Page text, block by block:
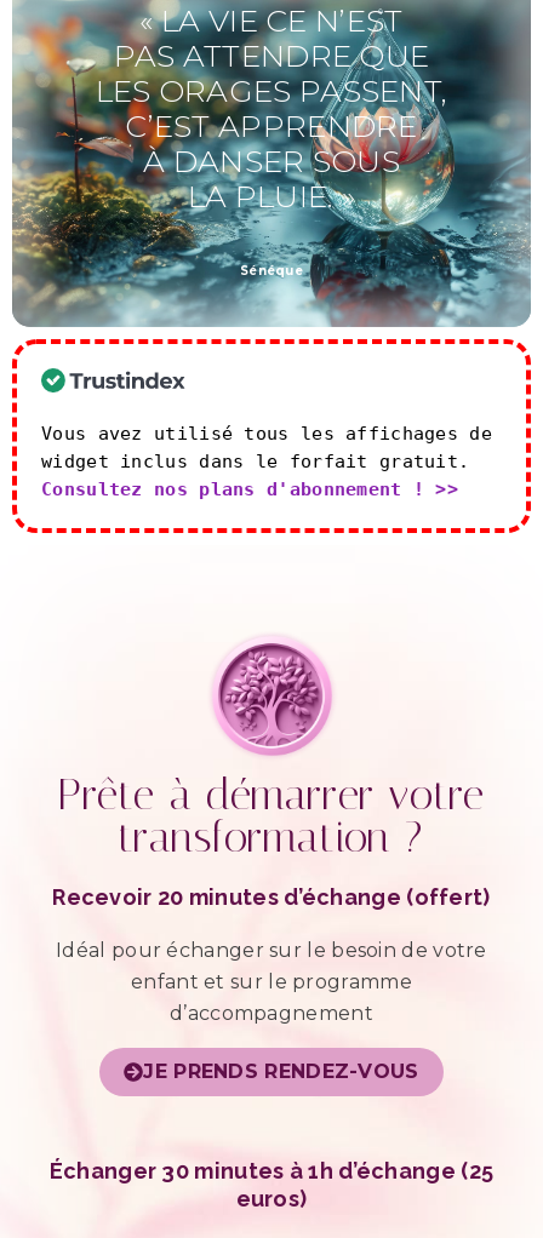
« LA VIE CE N’EST
PAS ATTENDRE QUE
LES ORAGES PASSENT,
C’EST APPRENDRE
À DANSER SOUS
LA PLUIE. »
Sénéque
Vous avez utilisé tous les affichages de
widget inclus dans le forfait gratuit.
Consultez nos plans d'abonnement ! >>
Prête à démarrer votre
transformation ?
Recevoir 20 minutes d’échange (offert)
Idéal pour échanger sur le besoin de votre
enfant et sur le programme
d’accompagnement
JE PRENDS RENDEZ-VOUS
Échanger 30 minutes à 1h d’échange (25
euros)